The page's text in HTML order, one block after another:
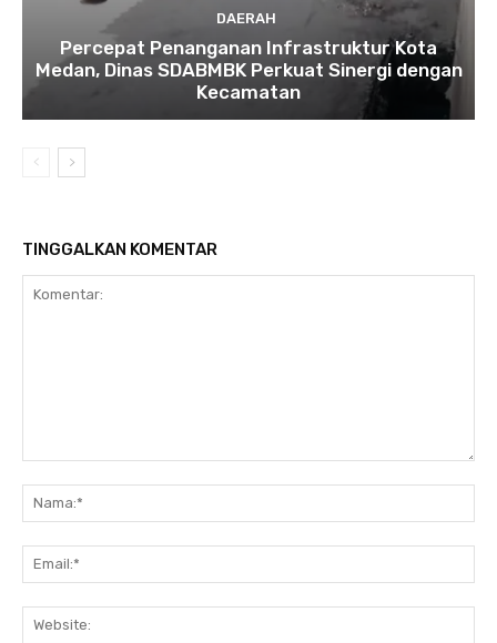
DAERAH
Percepat Penanganan Infrastruktur Kota
Medan, Dinas SDABMBK Perkuat Sinergi dengan
Kecamatan
TINGGALKAN KOMENTAR